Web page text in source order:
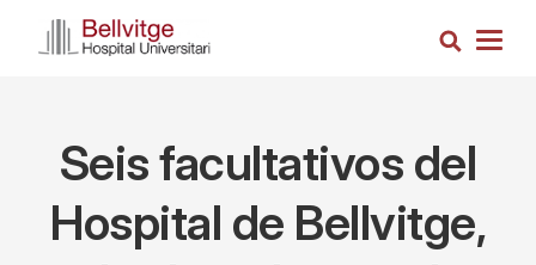
Busca
Seis facultativos del
Hospital de Bellvitge,